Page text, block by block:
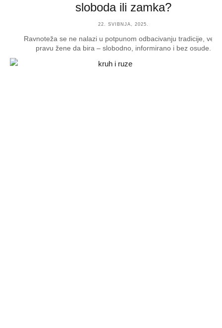
sloboda ili zamka?
22. SVIBNJA, 2025.
Ravnoteža se ne nalazi u potpunom odbacivanju tradicije, već
pravu žene da bira – slobodno, informirano i bez osude.